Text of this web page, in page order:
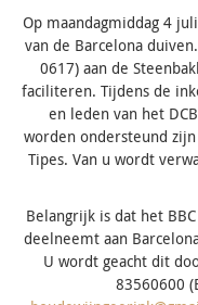
Op maandagmiddag 4
van de Barcelona
0617) aan de
faciliteren. Tijdens de
en leden van het
worden ondersteund
Tipes. Van u wordt
Belangrijk is dat het
deelneemt aan
U wordt geacht dit
83560600